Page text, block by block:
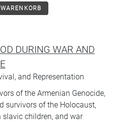
DURING WAR AND
and Representation
of the Armenian Genocide,
survivors of the Holocaust,
slavic children, and war